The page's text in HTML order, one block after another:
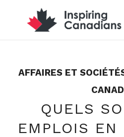
AFFAIRES ET
QUELS
EMPLOIS EN